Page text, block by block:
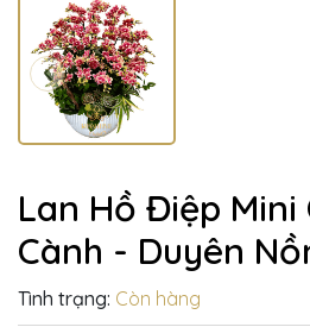
Lan Hồ Điệp Mini
Cành - Duyên
Tình trạng: Còn hàng